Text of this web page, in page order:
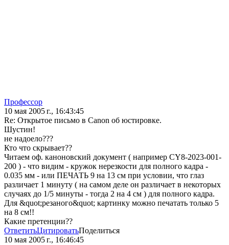
Профессор
10 мая 2005 г., 16:43:45
Re: Открытое письмо в Canon об юстировке.
Шустин!
не надоело???
Кто что скрывает??
Читаем оф. каноновский документ ( например CY8-2023-001-
200 ) - что видим - кружок нерезкости для полного кадра -
0.035 мм - или ПЕЧАТЬ 9 на 13 см при условии, что глаз
различает 1 минуту ( на самом деле он различает в некоторых
случаях до 1/5 минуты - тогда 2 на 4 см ) для полного кадра.
Для &quot;резаного&quot; картинку можно печатать только 5
на 8 см!!
Какие претенции??
ОтветитьЦитироватьПоделиться
10 мая 2005 г., 16:46:45